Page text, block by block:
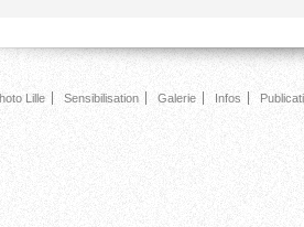
Lille Sensibilisation Galerie Infos